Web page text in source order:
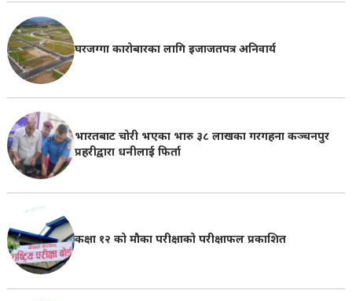
घरजग्गा कारोबारका लागि इजाजतपत्र अनिवार्य
भारतबाट चोरी भएका भारु ३८ लाखका गरगहना कञ्चनपुर
प्रहरीद्वारा धनीलाई फिर्ता
कक्षा १२ को मौका परीक्षाको परीक्षाफल प्रकाशित